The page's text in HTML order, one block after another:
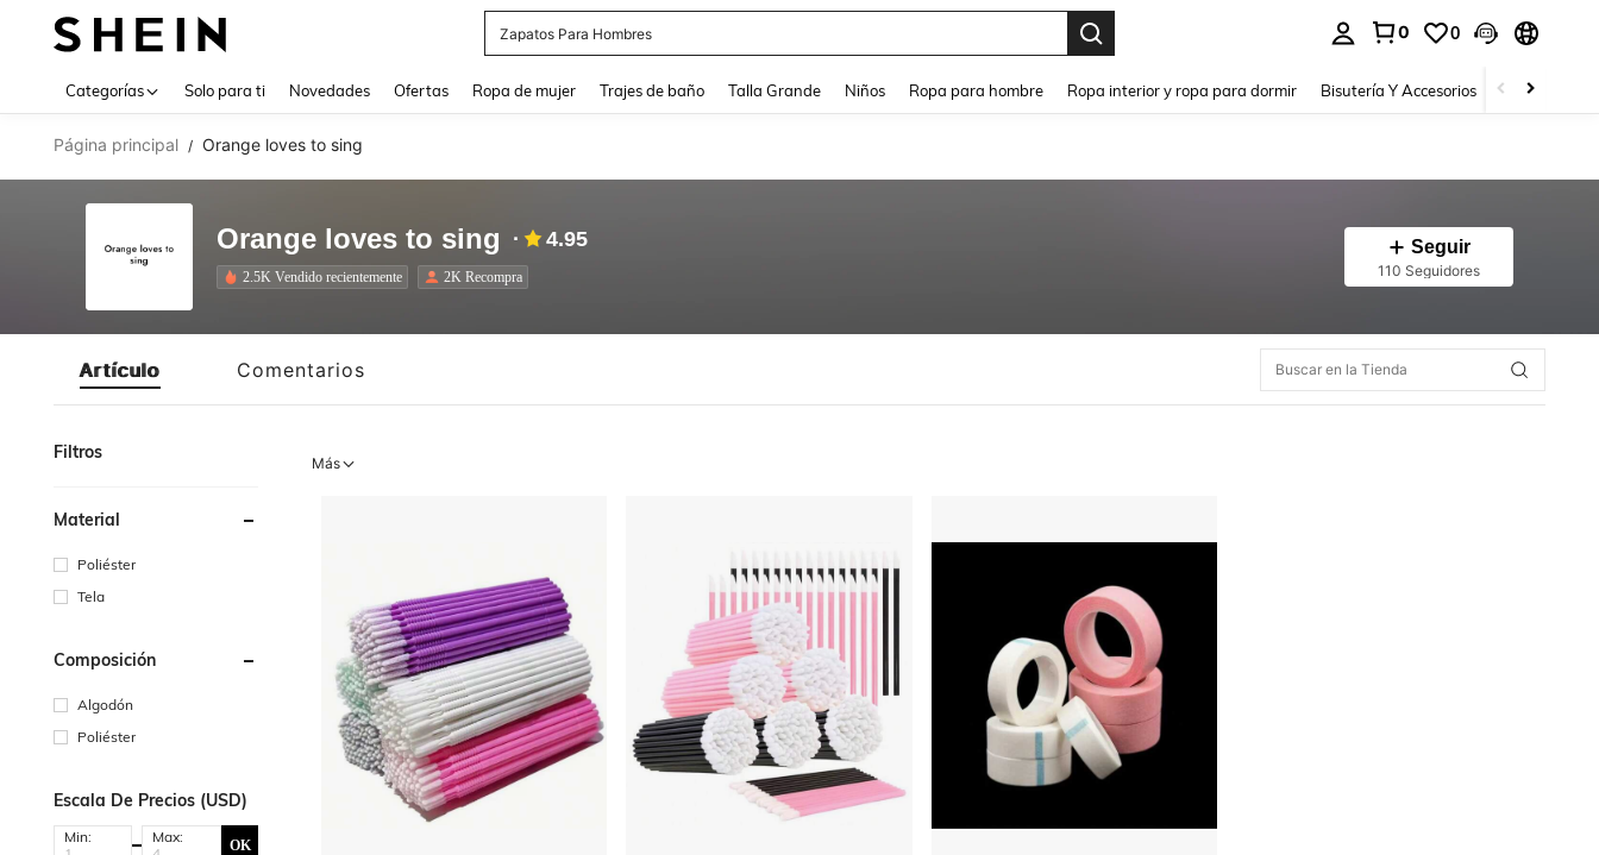
Zapatos Para Hombres
0 0
Categorías Solo para ti Novedades Ofertas Ropa de mujer Trajes de baño Talla Grande Niños Ropa para hombre Ropa interior y ropa para dormir Bisutería Y Accesorios Zapatos
Página principal / Orange loves to sing
Orange loves to sing 4.95
2.5K Vendido recientemente 2K Recompra
Seguir
110 Seguidores
Artículo Comentarios
Filtros
Material
Poliéster
Tela
Composición
Algodón
Poliéster
Escala De Precios (USD)
Min: Max: OK
Más